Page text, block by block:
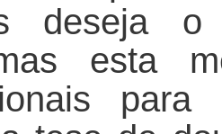
deseja o
esta